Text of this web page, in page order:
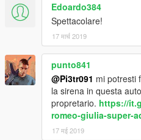
Edoardo384
Spettacolare!
17 मार्च 2019
punto841
@Pi3tr091 mi potresti
la sirena in questa
propretario. https://
romeo-giulia-super-
17 मई 2019